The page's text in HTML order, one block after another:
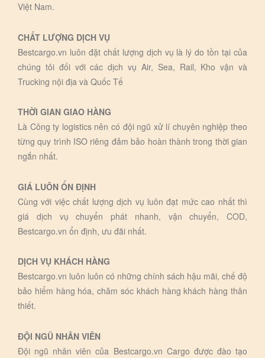
Việt Nam.
CHẤT LƯỢNG DỊCH VỤ
Bestcargo.vn luôn đặt chất lượng dịch vụ là lý do tồn tại của
chúng tôi đối với các dịch vụ Air, Sea, Rail, Kho vận và
Trucking nội địa và Quốc Tế
THỜI GIAN GIAO HÀNG
Là Công ty logistics nên có đội ngũ xử lí chuyên nghiệp theo
từng quy trình ISO riêng đảm bảo hoàn thành trong thời gian
ngắn nhất.
GIÁ LUÔN ỔN ĐỊNH
Cùng với việc chất lượng dịch vụ luôn đạt mức cao nhất thì
giá dịch vụ chuyển phát nhanh, vận chuyển, COD,
Bestcargo.vn ổn định, ưu đãi nhất.
DỊCH VỤ KHÁCH HÀNG
Bestcargo.vn luôn luôn có những chính sách hậu mãi, chế độ
bảo hiểm hàng hóa, chăm sóc khách hàng khách hàng thân
thiết.
ĐỘI NGŨ NHÂN VIÊN
Đội ngũ nhân viên của Bestcargo.vn Cargo được đào tạo